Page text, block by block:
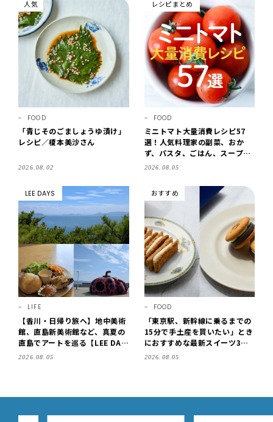
人気
FOOD
「青じそのごましょうゆ漬け」
レシピ／榎本美沙さん
2026.08.02
レシピまとめ
FOOD
ミニトマト大量消費レシピ57
選！人気料理家の副菜、おか
ず、パスタ、ごはん、スープま
で【保存版】
2026.08.05
LEE DAYS
LIFE
【香川・日帰り旅へ】地中美術
館、直島新美術館など、真夏の
直島でアートを巡る【LEE DAY
S club ミワコ】
2026.08.05
おすすめ
FOOD
「東京駅、新幹線に乗るまでの
15分で手土産を買いたい」とき
におすすめな最新スイーツ3選
【東京駅改札内・朝8時開店】
2026.08.05